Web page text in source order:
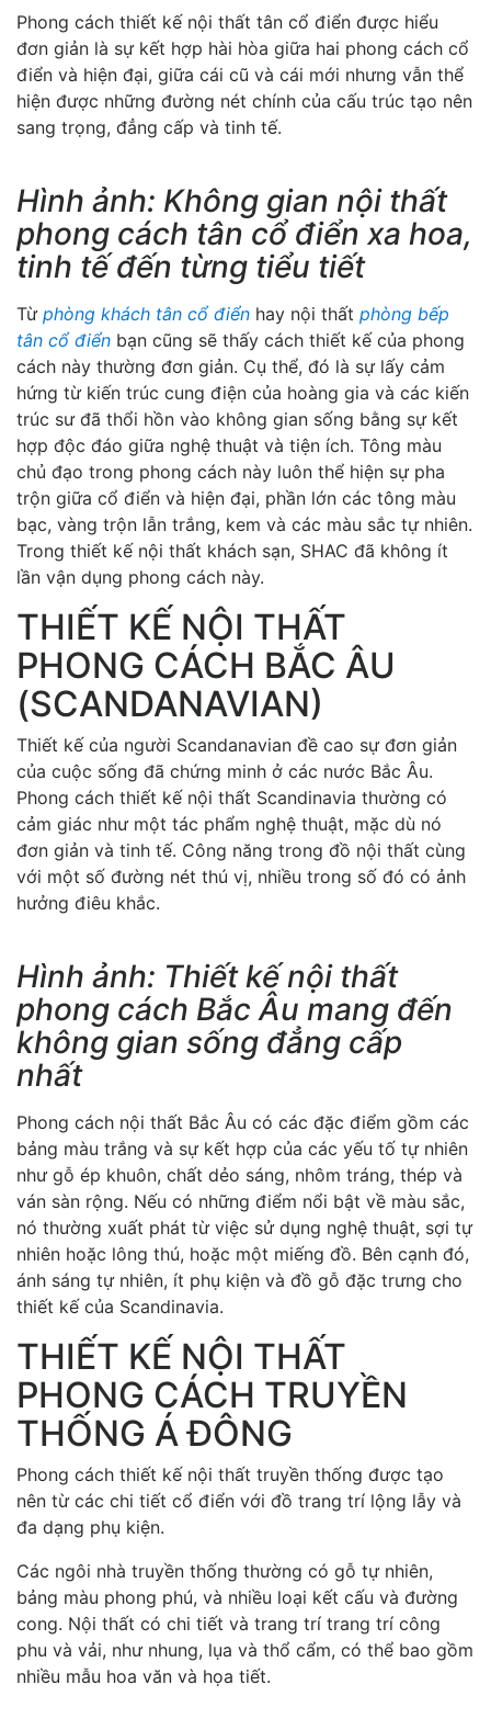
Phong cách thiết kế nội thất tân cổ điển được hiểu
đơn giản là sự kết hợp hài hòa giữa hai phong cách cổ
điển và hiện đại, giữa cái cũ và cái mới nhưng vẫn thể
hiện được những đường nét chính của cấu trúc tạo nên
sang trọng, đẳng cấp và tinh tế.
Hình ảnh: Không gian nội thất
phong cách tân cổ điển xa hoa,
tinh tế đến từng tiểu tiết
Từ phòng khách tân cổ điển hay nội thất phòng bếp
tân cổ điển bạn cũng sẽ thấy cách thiết kế của phong
cách này thường đơn giản. Cụ thể, đó là sự lấy cảm
hứng từ kiến trúc cung điện của hoàng gia và các kiến
trúc sư đã thổi hồn vào không gian sống bằng sự kết
hợp độc đáo giữa nghệ thuật và tiện ích. Tông màu
chủ đạo trong phong cách này luôn thể hiện sự pha
trộn giữa cổ điển và hiện đại, phần lớn các tông màu
bạc, vàng trộn lẫn trắng, kem và các màu sắc tự nhiên.
Trong thiết kế nội thất khách sạn, SHAC đã không ít
lần vận dụng phong cách này.
THIẾT KẾ NỘI THẤT
PHONG CÁCH BẮC ÂU
(SCANDANAVIAN)
Thiết kế của người Scandanavian đề cao sự đơn giản
của cuộc sống đã chứng minh ở các nước Bắc Âu.
Phong cách thiết kế nội thất Scandinavia thường có
cảm giác như một tác phẩm nghệ thuật, mặc dù nó
đơn giản và tinh tế. Công năng trong đồ nội thất cùng
với một số đường nét thú vị, nhiều trong số đó có ảnh
hưởng điêu khắc.
Hình ảnh: Thiết kế nội thất
phong cách Bắc Âu mang đến
không gian sống đẳng cấp
nhất
Phong cách nội thất Bắc Âu có các đặc điểm gồm các
bảng màu trắng và sự kết hợp của các yếu tố tự nhiên
như gỗ ép khuôn, chất dẻo sáng, nhôm tráng, thép và
ván sàn rộng. Nếu có những điểm nổi bật về màu sắc,
nó thường xuất phát từ việc sử dụng nghệ thuật, sợi tự
nhiên hoặc lông thú, hoặc một miếng đồ. Bên cạnh đó,
ánh sáng tự nhiên, ít phụ kiện và đồ gỗ đặc trưng cho
thiết kế của Scandinavia.
THIẾT KẾ NỘI THẤT
PHONG CÁCH TRUYỀN
THỐNG Á ĐÔNG
Phong cách thiết kế nội thất truyền thống được tạo
nên từ các chi tiết cổ điển với đồ trang trí lộng lẫy và
đa dạng phụ kiện.
Các ngôi nhà truyền thống thường có gỗ tự nhiên,
bảng màu phong phú, và nhiều loại kết cấu và đường
cong. Nội thất có chi tiết và trang trí trang trí công
phu và vải, như nhung, lụa và thổ cẩm, có thể bao gồm
nhiều mẫu hoa văn và họa tiết.